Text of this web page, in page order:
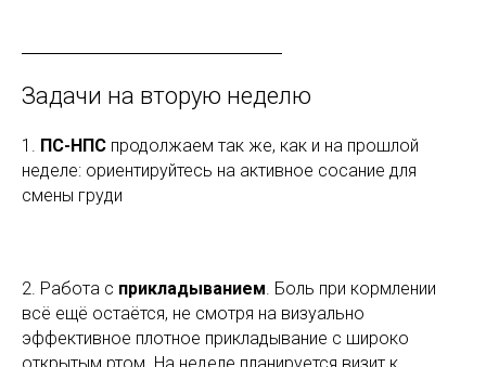
Задачи на вторую неделю
1. ПС-НПС продолжаем так же, как и на прошлой
неделе: ориентируйтесь на активное сосание для
смены груди
2. Работа с прикладыванием. Боль при кормлении
всё ещё остаётся, не смотря на визуально
эффективное плотное прикладывание с широко